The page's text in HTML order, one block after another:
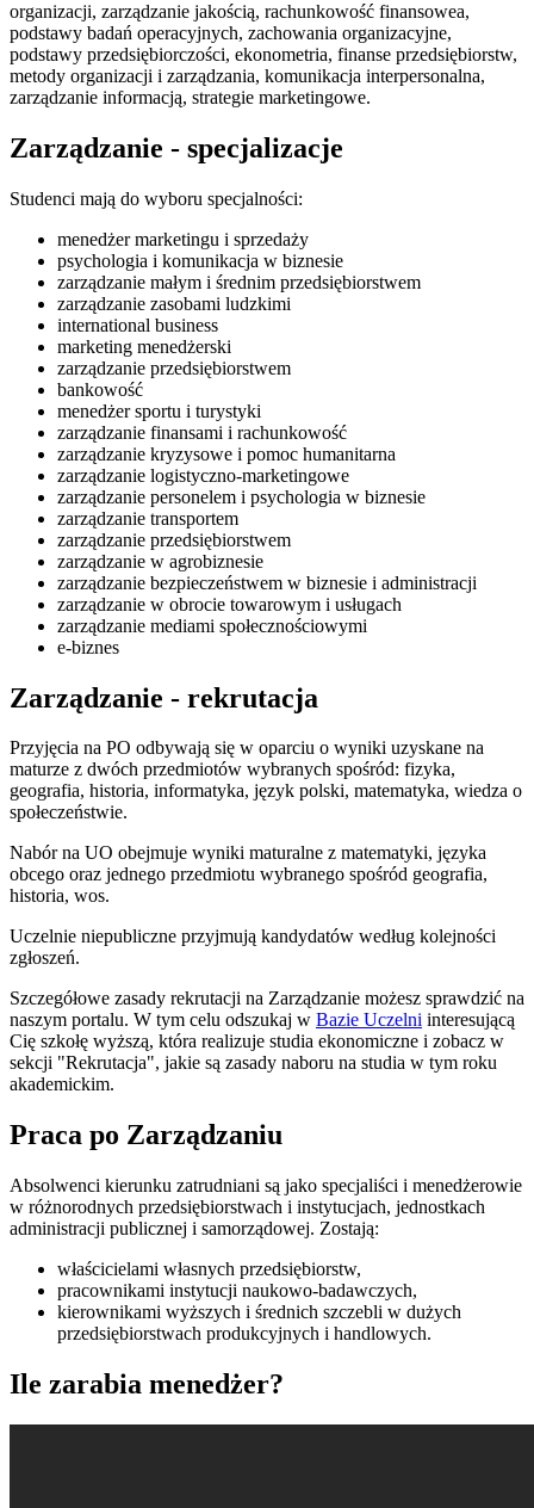
organizacji, zarządzanie jakością, rachunkowość finansowea,
podstawy badań operacyjnych, zachowania organizacyjne,
podstawy przedsiębiorczości, ekonometria, finanse przedsiębiorstw,
metody organizacji i zarządzania, komunikacja interpersonalna,
zarządzanie informacją, strategie marketingowe.
Zarządzanie - specjalizacje
Studenci mają do wyboru specjalności:
menedżer marketingu i sprzedaży
psychologia i komunikacja w biznesie
zarządzanie małym i średnim przedsiębiorstwem
zarządzanie zasobami ludzkimi
international business
marketing menedżerski
zarządzanie przedsiębiorstwem
bankowość
menedżer sportu i turystyki
zarządzanie finansami i rachunkowość
zarządzanie kryzysowe i pomoc humanitarna
zarządzanie logistyczno-marketingowe
zarządzanie personelem i psychologia w biznesie
zarządzanie transportem
zarządzanie przedsiębiorstwem
zarządzanie w agrobiznesie
zarządzanie bezpieczeństwem w biznesie i administracji
zarządzanie w obrocie towarowym i usługach
zarządzanie mediami społecznościowymi
e-biznes
Zarządzanie - rekrutacja
Przyjęcia na PO odbywają się w oparciu o wyniki uzyskane na
maturze z dwóch przedmiotów wybranych spośród: fizyka,
geografia, historia, informatyka, język polski, matematyka, wiedza o
społeczeństwie.
Nabór na UO obejmuje wyniki maturalne z matematyki, języka
obcego oraz jednego przedmiotu wybranego spośród geografia,
historia, wos.
Uczelnie niepubliczne przyjmują kandydatów według kolejności
zgłoszeń.
Szczegółowe zasady rekrutacji na Zarządzanie możesz sprawdzić na
naszym portalu. W tym celu odszukaj w Bazie Uczelni interesującą
Cię szkołę wyższą, która realizuje studia ekonomiczne i zobacz w
sekcji "Rekrutacja", jakie są zasady naboru na studia w tym roku
akademickim.
Praca po Zarządzaniu
Absolwenci kierunku zatrudniani są jako specjaliści i menedżerowie
w różnorodnych przedsiębiorstwach i instytucjach, jednostkach
administracji publicznej i samorządowej. Zostają:
właścicielami własnych przedsiębiorstw,
pracownikami instytucji naukowo-badawczych,
kierownikami wyższych i średnich szczebli w dużych
przedsiębiorstwach produkcyjnych i handlowych.
Ile zarabia menedżer?